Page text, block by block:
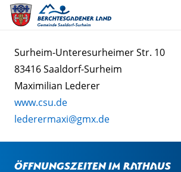
Surheim-Unteresurheimer Str. 10
83416 Saaldorf-Surheim
Maximilian Lederer
www.csu.de
lederermaxi@gmx.de
Öffnungszeiten im Rathaus